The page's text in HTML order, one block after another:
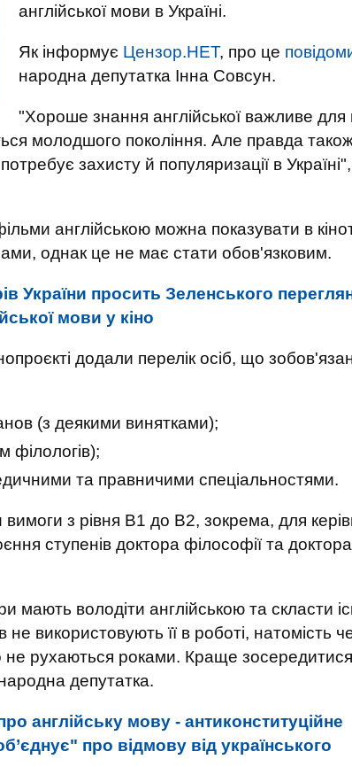
англійської мови в Україні.
Як інформує Цензор.НЕТ, про це
народна депутатка Інна Совсун.
"Хороше знання англійської важливе
молодшого покоління. Але правда
захисту й популяризації в
англійською можна показувати в
однак це не має стати обов'язковим.
України просить Зеленського
мови у кіно
додали перелік осіб, що
(з деякими винятками);
філологів);
та правничими спеціальностями.
з рівня В1 до В2, зокрема, для
ступенів доктора філософії та доктора
мають володіти англійською та скласти
використовують її в роботі, натомість
рухаються роками. Краще
депутатка.
англійську мову - антиконституційне
про відмову від українського